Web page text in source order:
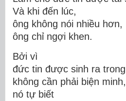
Và khi đến lúc,
ông không nói nhiều hơn,
ông chỉ ngợi khen.
Bởi vì
đức tin được sinh ra
không cần phải biện minh,
nó tự biết